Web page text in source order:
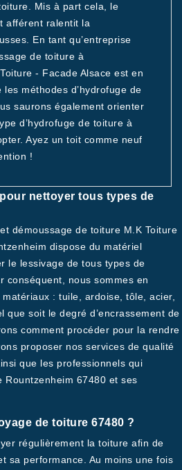
Mis à part cela, le
afférent ralentit la
En tant qu’entreprise
de toiture à
- Facade Alsace est en
méthodes d’hydrofuge de
saurons également orienter
d’hydrofuge de toiture à
Ayez un toit comme neuf
!
nettoyer tous types de
démoussage de toiture M.K Toiture
dispose du matériel
le lessivage de tous types de
conséquent, nous sommes en
: tuile, ardoise, tôle, acier,
que soit le degré d’encrassement de
comment procéder pour la rendre
proposer nos services de qualité
que les professionnels qui
Rountzenheim 67480 et ses
de toiture 67480 ?
régulièrement la toiture afin de
sa performance. Au moins une fois